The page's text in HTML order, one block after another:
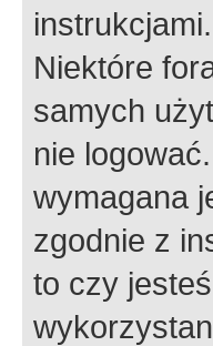
Niektóre
samych
nie
wymagana
zgodnie z
to czy